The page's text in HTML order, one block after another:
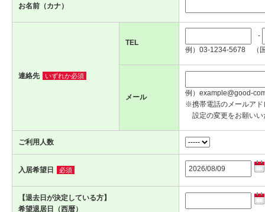
お名前（カナ）
連絡先 いずれか必須
TEL
-
例）03-1234-5678 （
メール
例）example@good-
※携帯電話のメールアド
設定の変更をお願いい
ご利用人数
入居希望日 必須
【退去日が決定している方】
希望退居日（西暦）